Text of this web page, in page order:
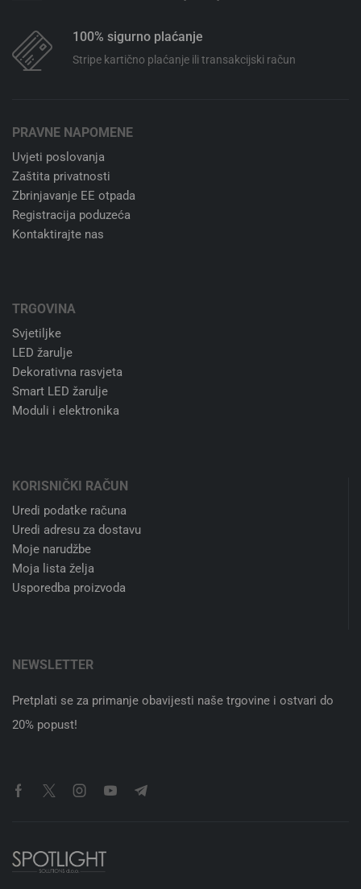
100% sigurno plaćanje
Stripe kartično plaćanje ili transakcijski račun
PRAVNE NAPOMENE
Uvjeti poslovanja
Zaštita privatnosti
Zbrinjavanje EE otpada
Registracija poduzeća
Kontaktirajte nas
TRGOVINA
Svjetiljke
LED žarulje
Dekorativna rasvjeta
Smart LED žarulje
Moduli i elektronika
KORISNIČKI RAČUN
Uredi podatke računa
Uredi adresu za dostavu
Moje narudžbe
Moja lista želja
Usporedba proizvoda
NEWSLETTER
Pretplati se za primanje obavijesti naše trgovine i ostvari do
20% popust!